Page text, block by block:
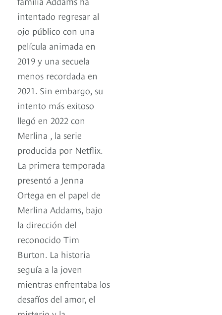
intentado regresar al
ojo público con una
película animada en
2019 y una secuela
menos recordada en
2021. Sin embargo, su
intento más exitoso
llegó en 2022 con
Merlina , la serie
producida por Netflix.
La primera temporada
presentó a Jenna
Ortega en el papel de
Merlina Addams, bajo
la dirección del
reconocido Tim
Burton. La historia
seguía a la joven
mientras enfrentaba los
desafíos del amor, el